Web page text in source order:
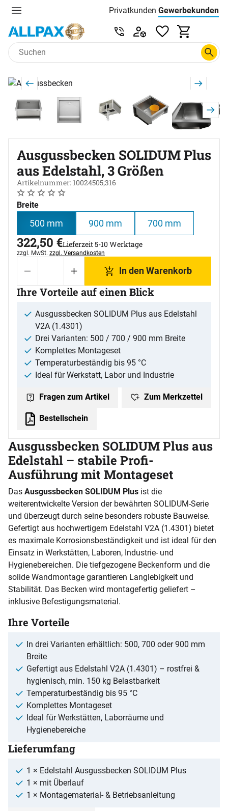
Menu Privatkunden Preisliste:
Gewerbekunden
Zum Hauptinhalt springen
Service & Beratung unter
Produktgalerie
Zur Kaufbox springen
Ausgussbecken SOLIDUM Plus
aus Edelstahl, 3 Größen
Artikelnummer: 10024505;316
Noch keine Bewertungen abgegeben
0 Bewertungen
Breite
500 mm 900 mm 700 mm
322,50 €Lieferzeit 5-10 Werktage
Steuerhinweis:
zzgl. MwSt. zzgl. Versandkosten
In den Warenkorb
Ihre Vorteile auf einen Blick
Ausgussbecken SOLIDUM Plus aus Edelstahl
V2A (1.4301)
Drei Varianten: 500 / 700 / 900 mm Breite
Komplettes Montageset
Temperaturbeständig bis 95 °C
Ideal für Werkstatt, Labor und Industrie
Fragen zum Artikel Zum Merkzettel
Bestellschein
Ausgussbecken SOLIDUM Plus aus
Edelstahl – stabile Profi-
Ausführung mit Montageset
Das Ausgussbecken SOLIDUM Plus ist die
weiterentwickelte Version der bewährten SOLIDUM-Serie
und überzeugt durch seine besonders robuste Bauweise.
Gefertigt aus hochwertigem Edelstahl V2A (1.4301) bietet
es maximale Korrosionsbeständigkeit und ist ideal für den
Einsatz in Werkstätten, Laboren, Industrie- und
Hygienebereichen. Die tiefgezogene Beckenform und die
solide Wandmontage garantieren Langlebigkeit und
Stabilität. Das Becken wird montagefertig geliefert –
inklusive Befestigungsmaterial.
Ihre Vorteile
In drei Varianten erhältlich: 500, 700 oder 900 mm
Breite
Gefertigt aus Edelstahl V2A (1.4301) – rostfrei &
hygienisch, min. 150 kg Belastbarkeit
Temperaturbeständig bis 95 °C
Komplettes Montageset
Ideal für Werkstätten, Laborräume und
Hygienebereiche
Lieferumfang
1 × Edelstahl Ausgussbecken SOLIDUM Plus
1 × mit Überlauf
1 × Montagematerial- & Betriebsanleitung